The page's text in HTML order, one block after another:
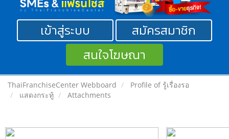
เข้าสู่ระบบ
สมัครสมาชิก
สนใจโฆษณา
ThaiFranchiseCenter Webboard
Profile of รู้เรื่องรอ
แสดงกระทู้
Attachments